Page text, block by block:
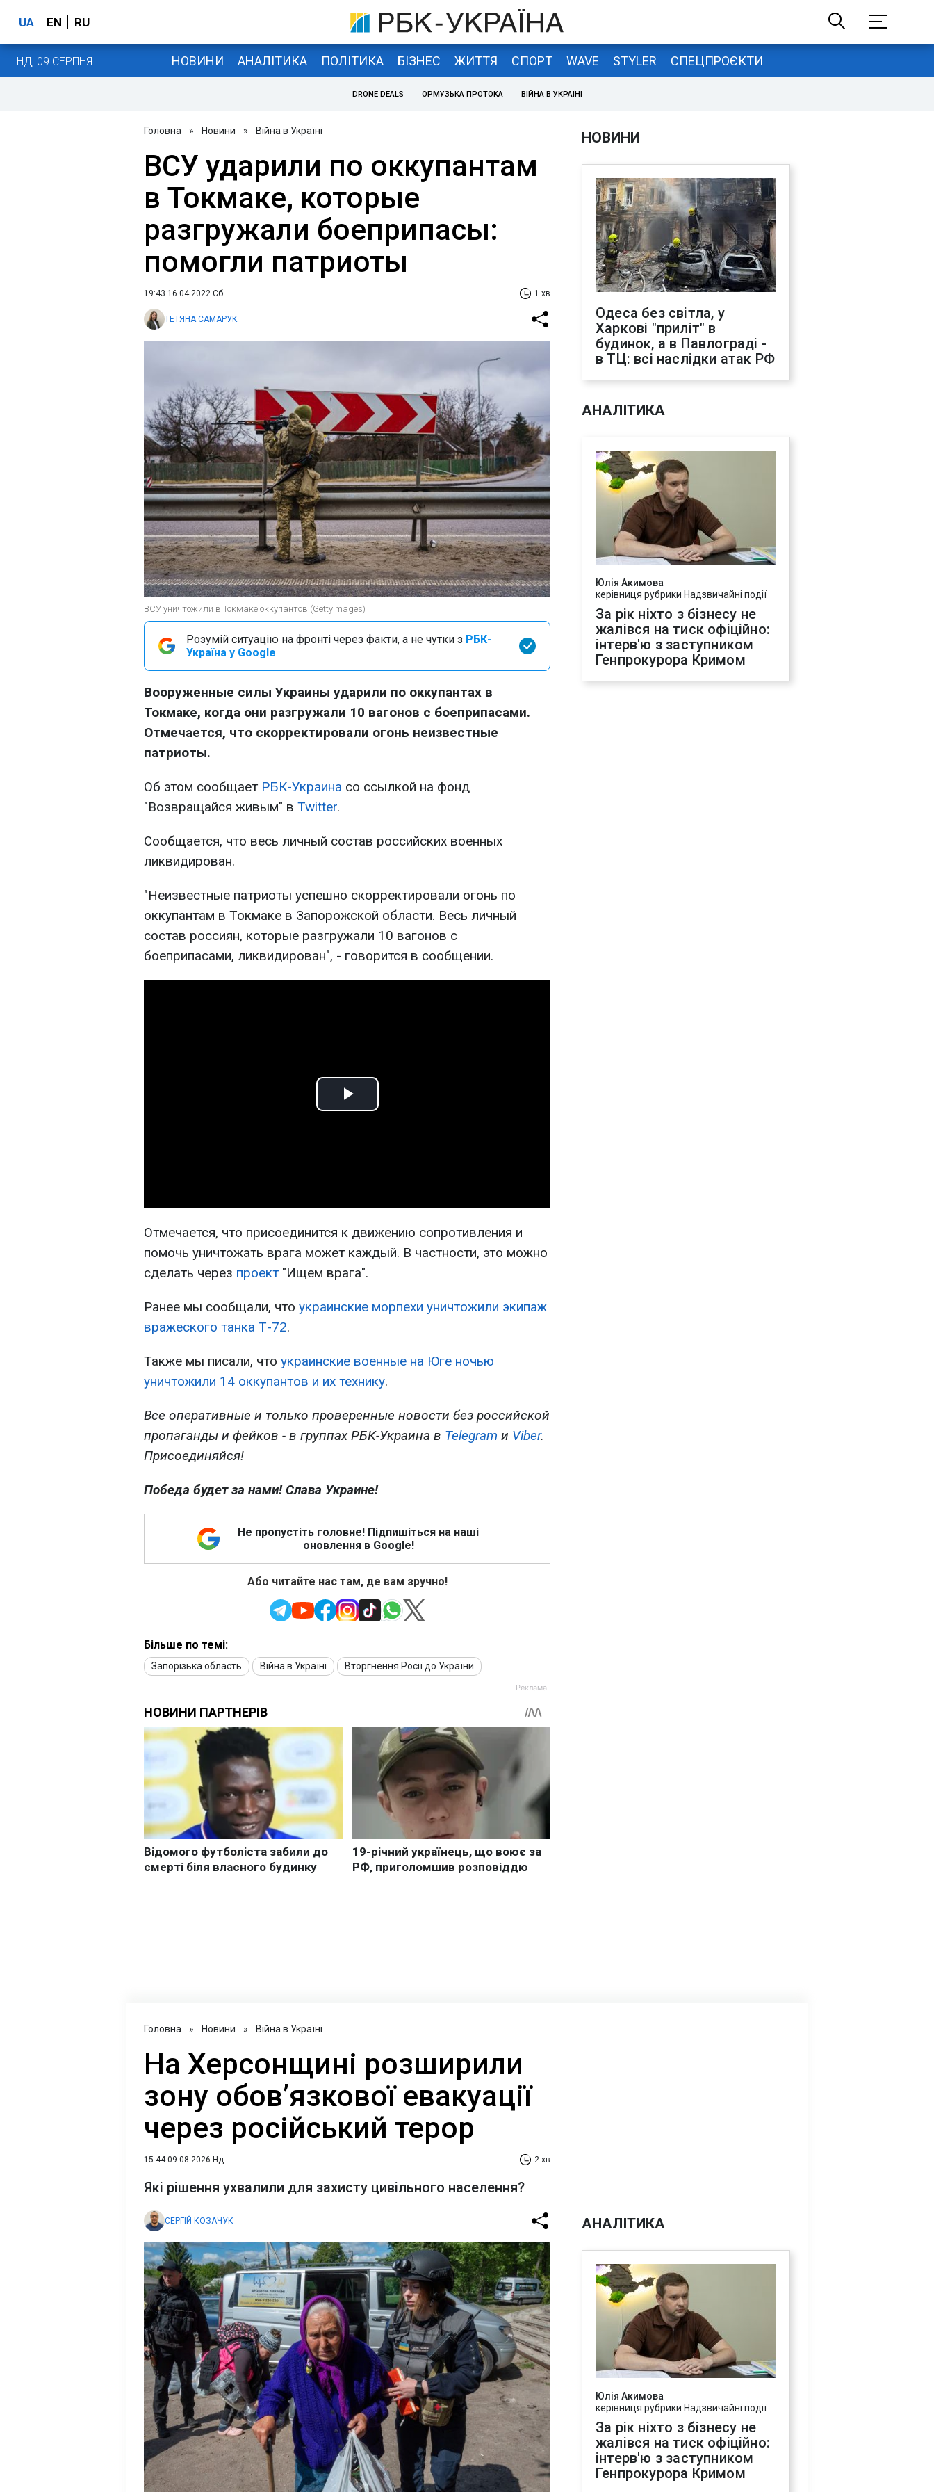
UA EN RU
НД, 09 СЕРПНЯ НОВИНИ АНАЛІТИКА ПОЛІТИКА БІЗНЕС ЖИТТЯ СПОРТ WAVE STYLER СПЕЦПРОЄКТИ
DRONE DEALS ОРМУЗЬКА ПРОТОКА ВІЙНА В УКРАЇНІ
Головна » Новини » Війна в Україні
ВСУ ударили по оккупантам
в Токмаке, которые
разгружали боеприпасы:
помогли патриоты
19:43 16.04.2022 Сб 1 хв
ТЕТЯНА САМАРУК
ВСУ уничтожили в Токмаке оккупантов (GettyImages)
Розумій ситуацію на фронті через факти, а не чутки з РБК-
Україна у Google
Вооруженные силы Украины ударили по оккупантах в
Токмаке, когда они разгружали 10 вагонов с боеприпасами.
Отмечается, что скорректировали огонь неизвестные
патриоты.
Об этом сообщает РБК-Украина со ссылкой на фонд
"Возвращайся живым" в Twitter.
Сообщается, что весь личный состав российских военных
ликвидирован.
"Неизвестные патриоты успешно скорректировали огонь по
оккупантам в Токмаке в Запорожской области. Весь личный
состав россиян, которые разгружали 10 вагонов с
боеприпасами, ликвидирован", - говорится в сообщении.
Play
Отмечается, что присоединится к движению сопротивления и
помочь уничтожать врага может каждый. В частности, это можно
сделать через проект "Ищем врага".
Ранее мы сообщали, что украинские морпехи уничтожили экипаж
вражеского танка Т-72.
Также мы писали, что украинские военные на Юге ночью
уничтожили 14 оккупантов и их технику.
Все оперативные и только проверенные новости без российской
пропаганды и фейков - в группах РБК-Украина в Telegram и Viber.
Присоединяйся!
Победа будет за нами! Слава Украине!
Не пропустіть головне! Підпишіться на наші
оновлення в Google!
Або читайте нас там, де вам зручно!
Більше по темі:
Запорізька область Війна в Україні Вторгнення Росії до України
НОВИНИ
Одеса без світла, у
Харкові "приліт" в
будинок, а в Павлограді -
в ТЦ: всі наслідки атак РФ
АНАЛІТИКА
Юлія Акимова
керівниця рубрики Надзвичайні події
За рік ніхто з бізнесу не
жалівся на тиск офіційно:
інтерв'ю з заступником
Генпрокурора Кримом
Головна » Новини » Війна в Україні
На Херсонщині розширили
зону обов’язкової евакуації
через російський терор
15:44 09.08.2026 Нд 2 хв
Які рішення ухвалили для захисту цивільного населення?
СЕРГІЙ КОЗАЧУК АНАЛІТИКА
Юлія Акимова
керівниця рубрики Надзвичайні події
За рік ніхто з бізнесу не
жалівся на тиск офіційно:
інтерв'ю з заступником
Генпрокурора Кримом